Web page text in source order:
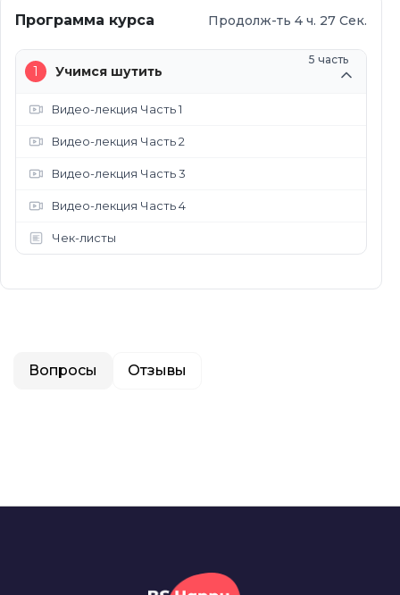
Программа курса Продолж-ть 4 ч. 27 Сек.
1 Учимся шутить
5 часть
Видео-лекция Часть 1
Видео-лекция Часть 2
Видео-лекция Часть 3
Видео-лекция Часть 4
Чек-листы
Вопросы Отзывы